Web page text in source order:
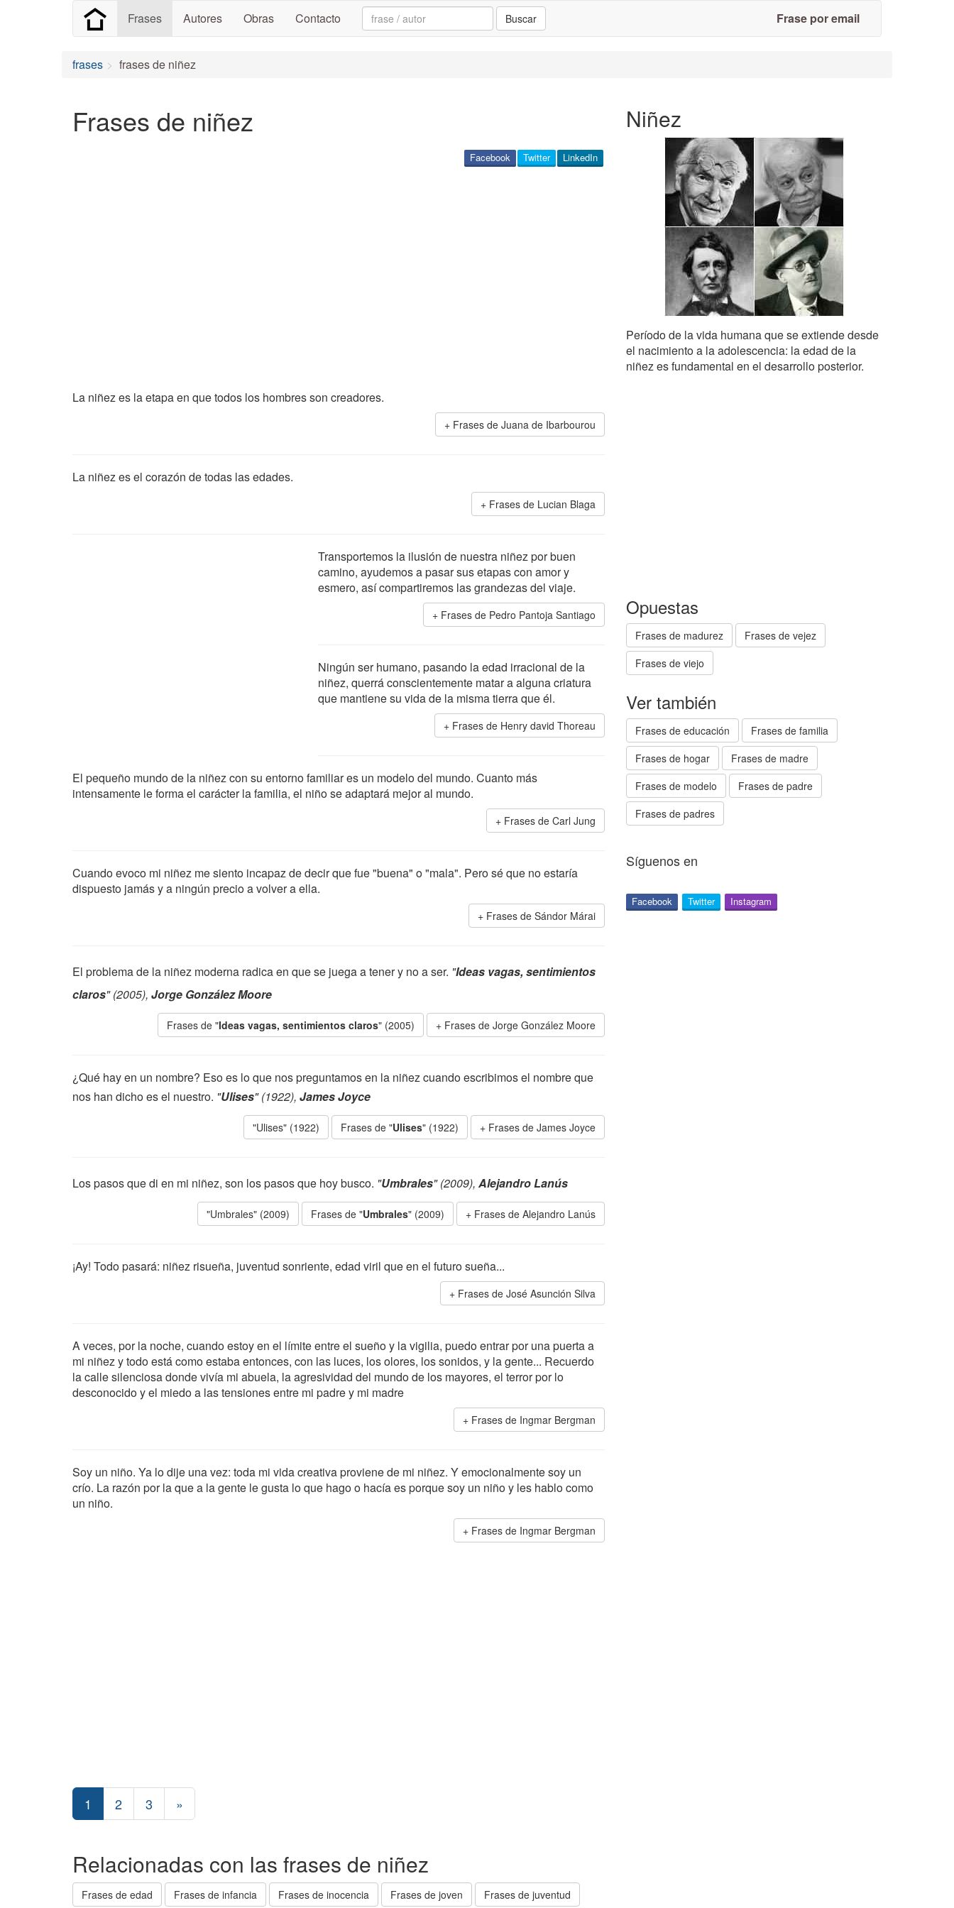
Frases Autores Obras Contacto Search: Buscar Frase por email
frases frases de niñez
Frases de niñez
LinkedIn
Twitter
Facebook
La niñez es la etapa en que todos los hombres son creadores.
Frases de Juana de Ibarbourou
La niñez es el corazón de todas las edades.
Frases de Lucian Blaga
Transportemos la ilusión de nuestra niñez por buen
camino, ayudemos a pasar sus etapas con amor y
esmero, así compartiremos las grandezas del viaje.
Frases de Pedro Pantoja Santiago
Ningún ser humano, pasando la edad irracional de la
niñez, querrá conscientemente matar a alguna criatura
que mantiene su vida de la misma tierra que él.
Frases de Henry david Thoreau
El pequeño mundo de la niñez con su entorno familiar es un modelo del mundo. Cuanto más
intensamente le forma el carácter la familia, el niño se adaptará mejor al mundo.
Frases de Carl Jung
Cuando evoco mi niñez me siento incapaz de decir que fue "buena" o "mala". Pero sé que no estaría
dispuesto jamás y a ningún precio a volver a ella.
Frases de Sándor Márai
El problema de la niñez moderna radica en que se juega a tener y no a ser. "Ideas vagas, sentimientos
claros" (2005), Jorge González Moore
Frases de "Ideas vagas, sentimientos claros" (2005) Frases de Jorge González Moore
¿Qué hay en un nombre? Eso es lo que nos preguntamos en la niñez cuando escribimos el nombre que
nos han dicho es el nuestro. "Ulises" (1922), James Joyce
"Ulises" (1922) Frases de "Ulises" (1922) Frases de James Joyce
Los pasos que di en mi niñez, son los pasos que hoy busco. "Umbrales" (2009), Alejandro Lanús
"Umbrales" (2009) Frases de "Umbrales" (2009) Frases de Alejandro Lanús
¡Ay! Todo pasará: niñez risueña, juventud sonriente, edad viril que en el futuro sueña...
Frases de José Asunción Silva
A veces, por la noche, cuando estoy en el límite entre el sueño y la vigilia, puedo entrar por una puerta a
mi niñez y todo está como estaba entonces, con las luces, los olores, los sonidos, y la gente... Recuerdo
la calle silenciosa donde vivía mi abuela, la agresividad del mundo de los mayores, el terror por lo
desconocido y el miedo a las tensiones entre mi padre y mi madre
Frases de Ingmar Bergman
Soy un niño. Ya lo dije una vez: toda mi vida creativa proviene de mi niñez. Y emocionalmente soy un
crío. La razón por la que a la gente le gusta lo que hago o hacía es porque soy un niño y les hablo como
un niño.
Frases de Ingmar Bergman
1 2 3 »
Relacionadas con las frases de niñez
Frases de edad Frases de infancia Frases de inocencia Frases de joven Frases de juventud
Niñez
Período de la vida humana que se extiende desde
el nacimiento a la adolescencia: la edad de la
niñez es fundamental en el desarrollo posterior.
Opuestas
Frases de madurez
Frases de vejez
Frases de viejo
Ver también
Frases de educación
Frases de familia
Frases de hogar
Frases de madre
Frases de modelo
Frases de padre
Frases de padres
Síguenos en
Facebook Twitter Instagram